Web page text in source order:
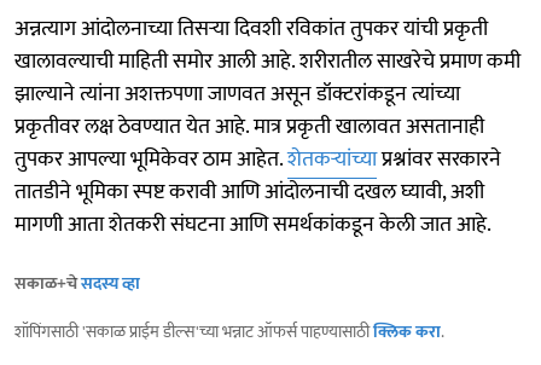
अन्नत्याग आंदोलनाच्या तिसऱ्या दिवशी रविकांत तुपकर यांची प्रकृती
खालावल्याची माहिती समोर आली आहे. शरीरातील साखरेचे प्रमाण कमी
झाल्याने त्यांना अशक्तपणा जाणवत असून डॉक्टरांकडून त्यांच्या
प्रकृतीवर लक्ष ठेवण्यात येत आहे. मात्र प्रकृती खालावत असतानाही
तुपकर आपल्या भूमिकेवर ठाम आहेत.शेतकऱ्यांच्याप्रश्नांवर सरकारने
तातडीने भूमिका स्पष्ट करावी आणि आंदोलनाची दखल घ्यावी, अशी
मागणी आता शेतकरी संघटना आणि समर्थकांकडून केली जात आहे.
सकाळ+चेसदस्य व्हा
शॉपिंगसाठी 'सकाळ प्राईम डील्स'च्या भन्नाट ऑफर्स पाहण्यासाठीक्लिक करा.